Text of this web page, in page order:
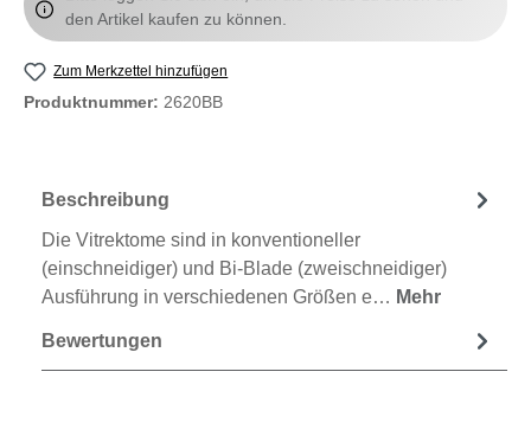
den Artikel kaufen zu können.
Zum Merkzettel hinzufügen
Produktnummer: 2620BB
Beschreibung
Die Vitrektome sind in konventioneller
(einschneidiger) und Bi-Blade (zweischneidiger)
Ausführung in verschiedenen Größen e… Mehr
Bewertungen